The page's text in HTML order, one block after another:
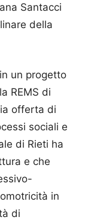
Santacci
della
un progetto
REMS di
offerta di
sociali e
di Rieti ha
e che
in
di